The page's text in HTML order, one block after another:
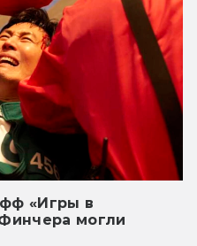
«Игры в
могли